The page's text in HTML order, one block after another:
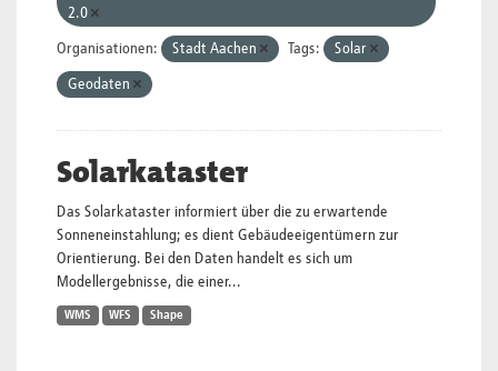
2.0
Organisationen: Stadt Aachen Tags: Solar
Geodaten
Solarkataster
Das Solarkataster informiert über die zu erwartende
Sonneneinstahlung; es dient Gebäudeeigentümern zur
Orientierung. Bei den Daten handelt es sich um
Modellergebnisse, die einer...
WMS WFS Shape